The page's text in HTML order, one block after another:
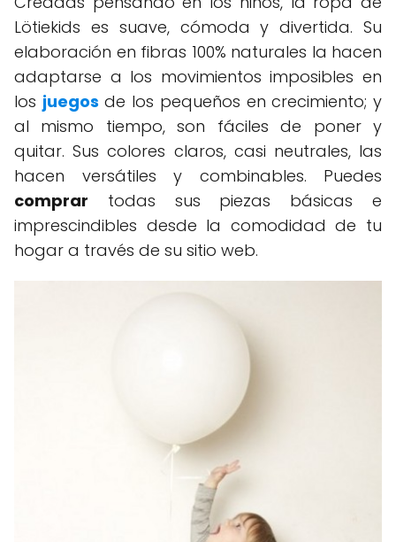
Lötiekids es suave, cómoda y divertida. Su
elaboración en fibras 100% naturales la hacen
adaptarse a los movimientos imposibles en
los juegos de los pequeños en crecimiento; y
al mismo tiempo, son fáciles de poner y
quitar. Sus colores claros, casi neutrales, las
hacen versátiles y combinables. Puedes
comprar todas sus piezas básicas e
imprescindibles desde la comodidad de tu
hogar a través de su sitio web.